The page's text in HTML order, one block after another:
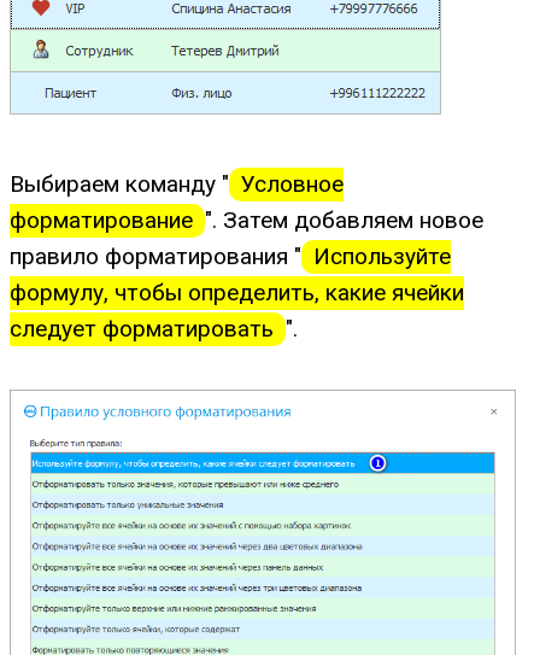
Выбираем команду " Условное
форматирование ". Затем добавляем новое
правило форматирования " Используйте
формулу, чтобы определить, какие ячейки
следует форматировать ".